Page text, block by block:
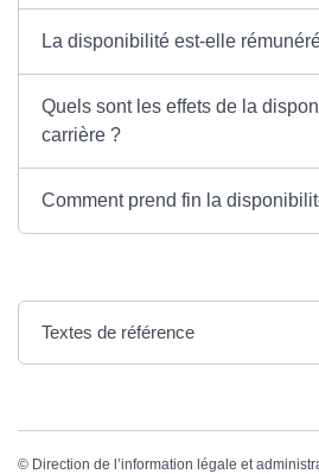
La disponibilité est-elle
Quels sont les effets de la
carrière ?
Comment prend fin la
Textes de référence
© Direction de l’information légale et